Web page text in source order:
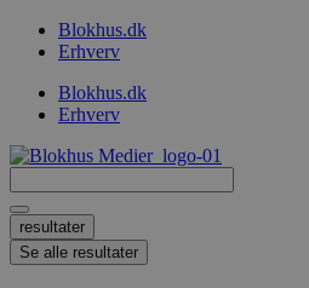
VidereBlokhus.dk
Erhverv
Blokhus.dk
Erhverv
...
resultater
Se alle resultater